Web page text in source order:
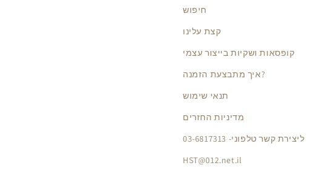
חיפוש
קצת עלינו
קופסאות ושקיות בייצור עצמי
איך מתבצעת הזמנה?
תנאי שימוש
מדיניות החזרים
ליצירת קשר טלפוני- 03-6817313
HST@012.net.il